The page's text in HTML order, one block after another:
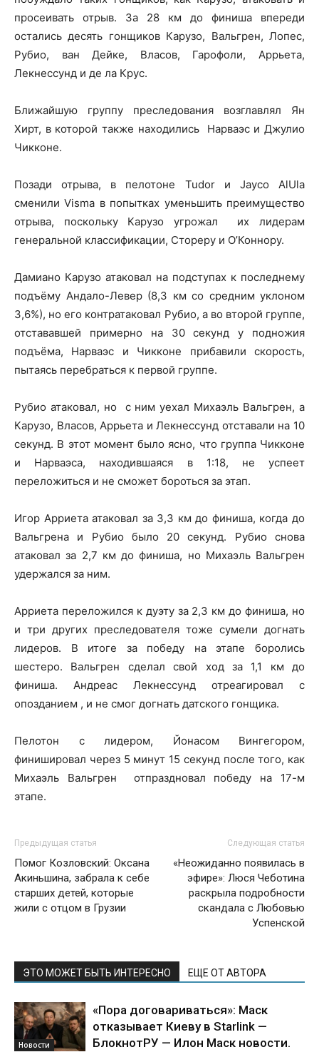
просеивать отрыв. За 28 км до финиша впереди
остались десять гонщиков Карузо, Вальгрен, Лопес,
Рубио, ван Дейке, Власов, Гарофоли, Аррьета,
Лекнессунд и де ла Крус.
Ближайшую группу преследования возглавлял Ян
Хирт, в которой также находились Нарваэс и Джулио
Чикконе.
Позади отрыва, в пелотоне Tudor и Jayco AlUla
сменили Visma в попытках уменьшить преимущество
отрыва, поскольку Карузо угрожал их лидерам
генеральной классификации, Стореру и О’Коннору.
Дамиано Карузо атаковал на подступах к последнему
подъёму Андало-Левер (8,3 км со средним уклоном
3,6%), но его контратаковал Рубио, а во второй группе,
отстававшей примерно на 30 секунд у подножия
подъёма, Нарваэс и Чикконе прибавили скорость,
пытаясь перебраться к первой группе.
Рубио атаковал, но с ним уехал Михаэль Вальгрен, а
Карузо, Власов, Аррьета и Лекнессунд отставали на 10
секунд. В этот момент было ясно, что группа Чикконе
и Нарваэса, находившаяся в 1:18, не успеет
переложиться и не сможет бороться за этап.
Игор Арриета атаковал за 3,3 км до финиша, когда до
Вальгрена и Рубио было 20 секунд. Рубио снова
атаковал за 2,7 км до финиша, но Михаэль Вальгрен
удержался за ним.
Арриета переложился к дуэту за 2,3 км до финиша, но
и три других преследователя тоже сумели догнать
лидеров. В итоге за победу на этапе боролись
шестеро. Вальгрен сделал свой ход за 1,1 км до
финиша. Андреас Лекнессунд отреагировал с
опозданием , и не смог догнать датского гонщика.
Пелотон с лидером, Йонасом Вингегором,
финишировал через 5 минут 15 секунд после того, как
Михаэль Вальгрен отпраздновал победу на 17-м
этапе.
Предыдущая статья
Помог Козловский: Оксана
Акиньшина, забрала к себе
старших детей, которые
жили с отцом в Грузии
Следующая статья
«Неожиданно появилась в
эфире»: Люся Чеботина
раскрыла подробности
скандала с Любовью
Успенской
ЭТО МОЖЕТ БЫТЬ ИНТЕРЕСНО ЕЩЕ ОТ АВТОРА
Новости
«Пора договариваться»: Маск
отказывает Киеву в Starlink —
БлокнотРУ — Илон Маск новости.